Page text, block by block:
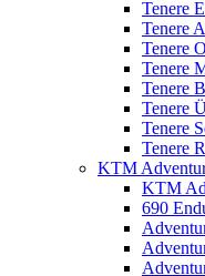
Tenere
Tenere
Tenere
Tenere
Tenere
Tenere
Tenere
Tenere
KTM
KTM
690